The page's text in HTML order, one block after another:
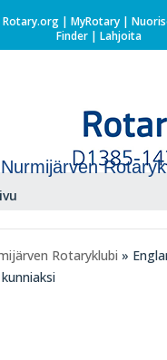
Rotary.org| MyRotary |
Finder| Lahjoita
Nurmijärven
Rotaryklubi »